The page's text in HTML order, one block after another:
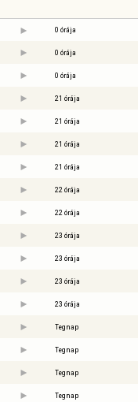
0 órája
0 órája
0 órája
21 órája
21 órája
21 órája
21 órája
22 órája
22 órája
23 órája
23 órája
23 órája
23 órája
Tegnap
Tegnap
Tegnap
Tegnap